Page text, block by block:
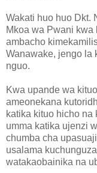
Wakati huo huo Dkt.
Mkoa wa Pwani kwa
ambacho
Wanawake, jengo la
nguo.
Kwa upande wa
ameonekana
katika kituo hicho na
umma katika ujenzi
chumba cha
usalama
watakaobainika na